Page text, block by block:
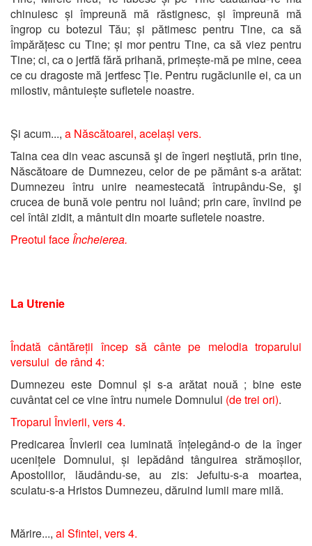
chinuiesc și împreună mă răstignesc, și împreună mă
îngrop cu botezul Tău; și pătimesc pentru Tine, ca să
împărățesc cu Tine; și mor pentru Tine, ca să viez pentru
Tine; ci, ca o jertfă fără prihană, primește-mă pe mine, ceea
ce cu dragoste mă jertfesc Ție. Pentru rugăciunile ei, ca un
milostiv, mântuiește sufletele noastre.
Și acum..., a Născătoarei, același vers.
Taina cea din veac ascunsă şi de îngeri neştiută, prin tine,
Născătoare de Dumnezeu, celor de pe pământ s-a arătat:
Dumnezeu întru unire neamestecată întrupându-Se, şi
crucea de bună voie pentru noi luând; prin care, înviind pe
cel întâi zidit, a mântuit din moarte sufletele noastre.
Preotul face Încheierea.
La Utrenie
Îndată cântăreții încep să cânte pe melodia troparului
versului de rând 4:
Dumnezeu este Domnul și s-a arătat nouă ; bine este
cuvântat cel ce vine întru numele Domnului (de trei ori).
Troparul Învierii, vers 4.
Predicarea Învierii cea luminată înțelegând-o de la înger
ucenițele Domnului, și lepădând tânguirea strămoșilor,
Apostolilor, lăudându-se, au zis: Jefuitu-s-a moartea,
sculatu-s-a Hristos Dumnezeu, dăruind lumii mare milă.
Mărire..., al Sfintei, vers 4.